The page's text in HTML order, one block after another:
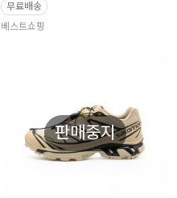
무료배송
베스트쇼핑
판매중지